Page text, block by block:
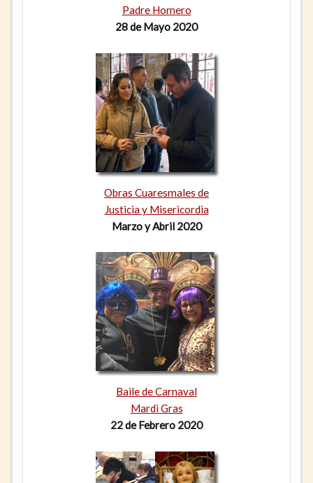
Padre Homero
28 de Mayo 2020
Obras Cuaresmales de
Justicia y Misericordia
Marzo y Abril 2020
Baile de Carnaval
Mardi Gras
22 de Febrero 2020